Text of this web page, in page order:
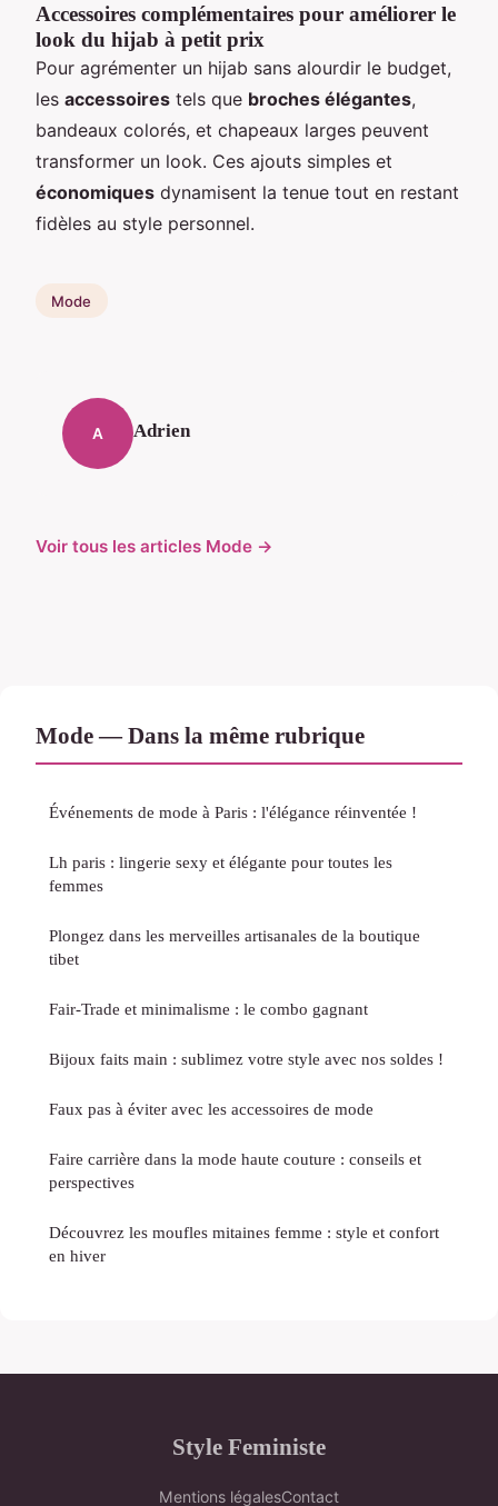
Accessoires complémentaires pour améliorer le
look du hijab à petit prix
Pour agrémenter un hijab sans alourdir le budget,
les accessoires tels que broches élégantes,
bandeaux colorés, et chapeaux larges peuvent
transformer un look. Ces ajouts simples et
économiques dynamisent la tenue tout en restant
fidèles au style personnel.
Mode
A Adrien
Voir tous les articles Mode →
Mode — Dans la même rubrique
Événements de mode à Paris : l'élégance réinventée !
Lh paris : lingerie sexy et élégante pour toutes les
femmes
Plongez dans les merveilles artisanales de la boutique
tibet
Fair-Trade et minimalisme : le combo gagnant
Bijoux faits main : sublimez votre style avec nos soldes !
Faux pas à éviter avec les accessoires de mode
Faire carrière dans la mode haute couture : conseils et
perspectives
Découvrez les moufles mitaines femme : style et confort
en hiver
Style Feministe
Mentions légalesContact